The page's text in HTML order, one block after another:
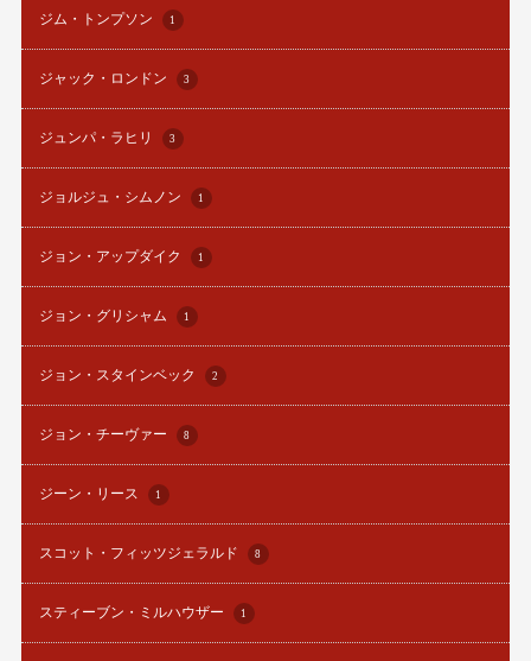
ジム・トンプソン 1
ジャック・ロンドン 3
ジュンパ・ラヒリ 3
ジョルジュ・シムノン 1
ジョン・アップダイク 1
ジョン・グリシャム 1
ジョン・スタインベック 2
ジョン・チーヴァー 8
ジーン・リース 1
スコット・フィッツジェラルド 8
スティーブン・ミルハウザー 1